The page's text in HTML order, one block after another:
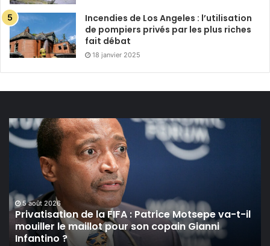
Incendies de Los Angeles : l’utilisation
de pompiers privés par les plus riches
fait débat
18 janvier 2025
Privatisation
de
la
va-
t-
mouiller
5 août 2026
Privatisation de la FIFA : Patrice Motsepe va-t-il
mouiller le maillot pour son copain Gianni
Infantino ?